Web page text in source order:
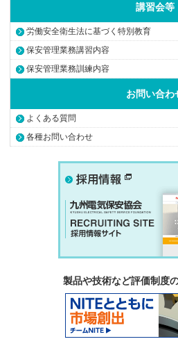
講習会等
労働安全衛生法に基づく特別教育
保安管理業務講習内容
保安管理業務訓練内容
お問い合わ
よくある質問
各種お問い合わせ
製品や技術など評価制度